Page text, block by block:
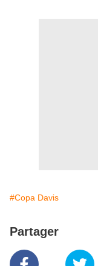
#Copa Davis
Partager